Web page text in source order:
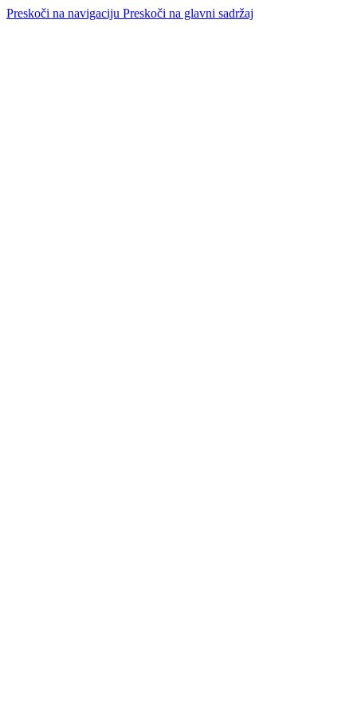
Preskoči na navigaciju Preskoči na glavni sadržaj